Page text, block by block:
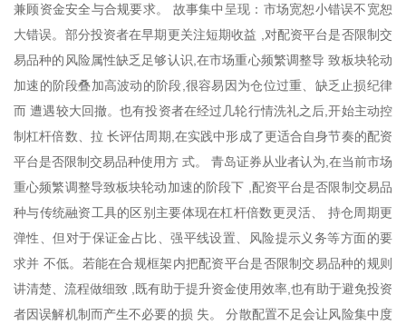
兼顾资金安全与合规要求。 故事集中呈现：市场宽恕小错误不宽恕
大错误。部分投资者在早期更关注短期收益 ,对配资平台是否限制交
易品种的风险属性缺乏足够认识,在市场重心频繁调整导 致板块轮动
加速的阶段叠加高波动的阶段,很容易因为仓位过重、缺乏止损纪律
而 遭遇较大回撤。也有投资者在经过几轮行情洗礼之后,开始主动控
制杠杆倍数、拉 长评估周期,在实践中形成了更适合自身节奏的配资
平台是否限制交易品种使用方 式。 青岛证券从业者认为,在当前市场
重心频繁调整导致板块轮动加速的阶段下 ,配资平台是否限制交易品
种与传统融资工具的区别主要体现在杠杆倍数更灵活、 持仓周期更
弹性、但对于保证金占比、强平线设置、风险提示义务等方面的要
求并 不低。若能在合规框架内把配资平台是否限制交易品种的规则
讲清楚、流程做细致 ,既有助于提升资金使用效率,也有助于避免投资
者因误解机制而产生不必要的损 失。 分散配置不足会让风险集中度